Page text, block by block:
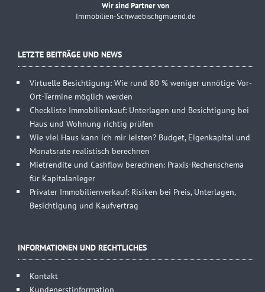
Wir sind Partner von
Immobilien-Schwaebischgmuend.de
LETZTE BEITRÄGE UND NEWS
Virtuelle Besichtigung: Wie rund 80 % weniger unnötige Vor-
Ort-Termine möglich werden
Checkliste Immobilienkauf: Unterlagen und Besichtigung bei
Haus und Wohnung richtig prüfen
Wie viel Haus kann ich mir leisten? Budget, Eigenkapital und
Monatsrate realistisch berechnen
Mietrendite und Cashflow berechnen: Praxis-Rechenschema
für Kapitalanleger
Privater Immobilienverkauf: Risiken bei Preis, Unterlagen,
Besichtigung und Kaufvertrag
INFORMATIONEN UND RECHTLICHES
Kontakt
Kundenerstinformation